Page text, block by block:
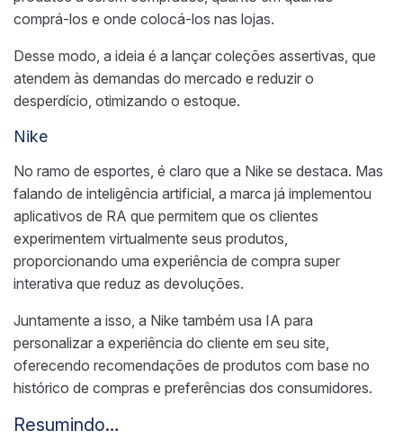
comprá-los e onde colocá-los nas lojas.
Desse modo, a ideia é a lançar coleções assertivas, que
atendem às demandas do mercado e reduzir o
desperdício, otimizando o estoque.
Nike
No ramo de esportes, é claro que a Nike se destaca. Mas
falando de inteligência artificial, a marca já implementou
aplicativos de RA que permitem que os clientes
experimentem virtualmente seus produtos,
proporcionando uma experiência de compra super
interativa que reduz as devoluções.
Juntamente a isso, a Nike também usa IA para
personalizar a experiência do cliente em seu site,
oferecendo recomendações de produtos com base no
histórico de compras e preferências dos consumidores.
Resumindo…